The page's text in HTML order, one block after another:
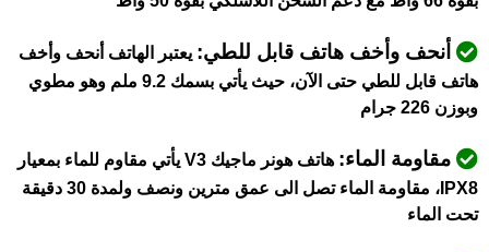
أنحف وأخف هاتف قابل للطي: يعتبر الهاتف أنحف وأخف
هاتف قابل للطي حتى الآن، حيث يأتي بسمك 9.2 ملم وهو مطوي
وبوزن 226 جرام
مقاومة الماء:
هاتف هونر ماجيك V3 يأتي مقاوم للماء بمعيار
IPX8،
مقاومة الماء تصل الى عمق مترين ونصف ولمدة 30 دقيقة
تحت الماء